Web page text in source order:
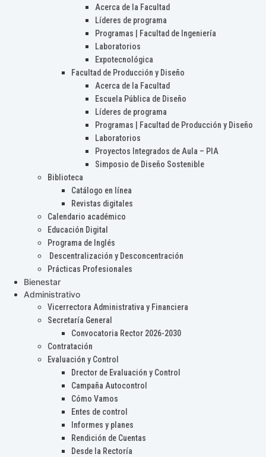
Acerca de la Facultad
Líderes de programa
Programas | Facultad de Ingeniería
Laboratorios
Expotecnológica
Facultad de Producción y Diseño
Acerca de la Facultad
Escuela Pública de Diseño
Líderes de programa
Programas | Facultad de Producción y Diseño
Laboratorios
Proyectos Integrados de Aula – PIA
Simposio de Diseño Sostenible
Biblioteca
Catálogo en línea
Revistas digitales
Calendario académico
Educación Digital
Programa de Inglés
Descentralización y Desconcentración
Prácticas Profesionales
Bienestar
Administrativo
Vicerrectora Administrativa y Financiera
Secretaría General
Convocatoria Rector 2026-2030
Contratación
Evaluación y Control
Drector de Evaluación y Control
Campaña Autocontrol
Cómo Vamos
Entes de control
Informes y planes
Rendición de Cuentas
Desde la Rectoría